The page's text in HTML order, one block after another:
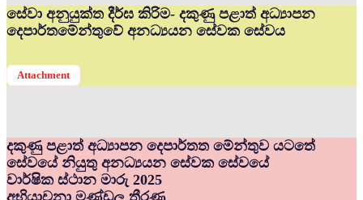
සේවා අනුයුක්ත දීර්ඝ කිරිම- දකුණු පළාත් අධ්‍යාපන
දෙපාර්තමේන්තුවේ අනධ්‍යයන සේවක සේවය
Attachment
දකුණු පළාත් අධ්‍යාපන දෙපාර්තත මේන්තුව යටතේ
සේවයේ නියුතු අනධ්‍යයන සේවක සේවයේ
වාර්ෂික ස්ථාන මාරු 2025